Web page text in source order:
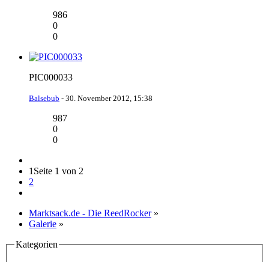
986
0
0
PIC000033
Balsebub - 30. November 2012, 15:38
987
0
0
1 Seite 1 von 2
2
Marktsack.de - Die ReedRocker »
Galerie »
Kategorien